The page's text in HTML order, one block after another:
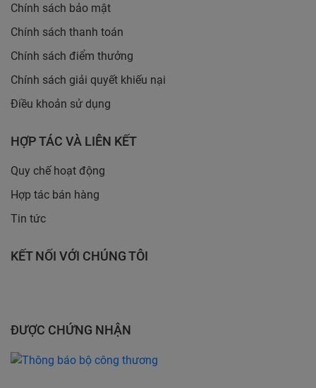
Chính sách bảo mật
Chính sách thanh toán
Chính sách điểm thưởng
Chính sách giải quyết khiếu nại
Điều khoản sử dụng
HỢP TÁC VÀ LIÊN KẾT
Quy chế hoạt động
Hợp tác bán hàng
Tin tức
KẾT NỐI VỚI CHÚNG TÔI
ĐƯỢC CHỨNG NHẬN